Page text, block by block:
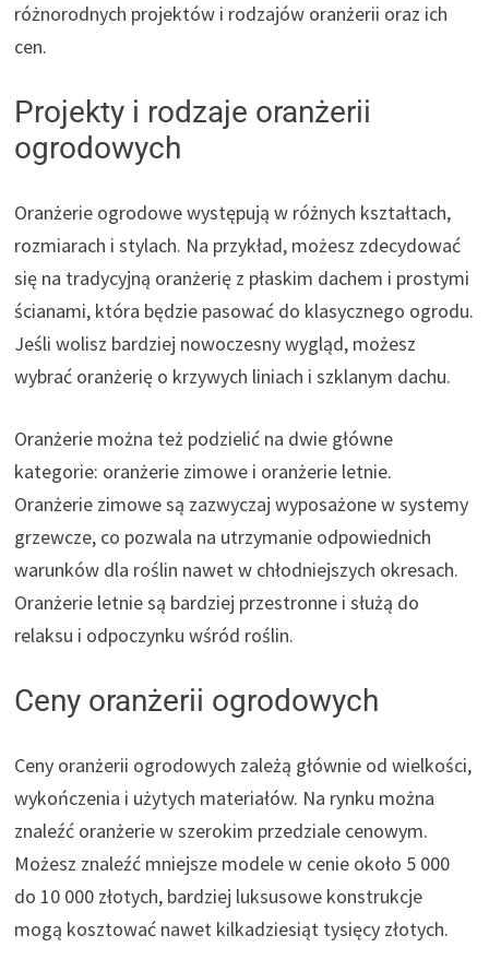
różnorodnych projektów i rodzajów oranżerii oraz ich
cen.
Projekty i rodzaje oranżerii
ogrodowych
Oranżerie ogrodowe występują w różnych kształtach,
rozmiarach i stylach. Na przykład, możesz zdecydować
się na tradycyjną oranżerię z płaskim dachem i prostymi
ścianami, która będzie pasować do klasycznego ogrodu.
Jeśli wolisz bardziej nowoczesny wygląd, możesz
wybrać oranżerię o krzywych liniach i szklanym dachu.
Oranżerie można też podzielić na dwie główne
kategorie: oranżerie zimowe i oranżerie letnie.
Oranżerie zimowe są zazwyczaj wyposażone w systemy
grzewcze, co pozwala na utrzymanie odpowiednich
warunków dla roślin nawet w chłodniejszych okresach.
Oranżerie letnie są bardziej przestronne i służą do
relaksu i odpoczynku wśród roślin.
Ceny oranżerii ogrodowych
Ceny oranżerii ogrodowych zależą głównie od wielkości,
wykończenia i użytych materiałów. Na rynku można
znaleźć oranżerie w szerokim przedziale cenowym.
Możesz znaleźć mniejsze modele w cenie około 5 000
do 10 000 złotych, bardziej luksusowe konstrukcje
mogą kosztować nawet kilkadziesiąt tysięcy złotych.